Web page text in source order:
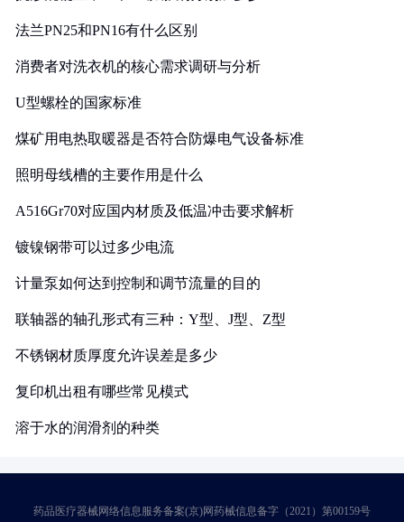
法兰PN25和PN16有什么区别
消费者对洗衣机的核心需求调研与分析
U型螺栓的国家标准
煤矿用电热取暖器是否符合防爆电气设备标准
照明母线槽的主要作用是什么
A516Gr70对应国内材质及低温冲击要求解析
镀镍钢带可以过多少电流
计量泵如何达到控制和调节流量的目的
联轴器的轴孔形式有三种：Y型、J型、Z型
不锈钢材质厚度允许误差是多少
复印机出租有哪些常见模式
溶于水的润滑剂的种类
药品医疗器械网络信息服务备案(京)网药械信息备字（2021）第00159号